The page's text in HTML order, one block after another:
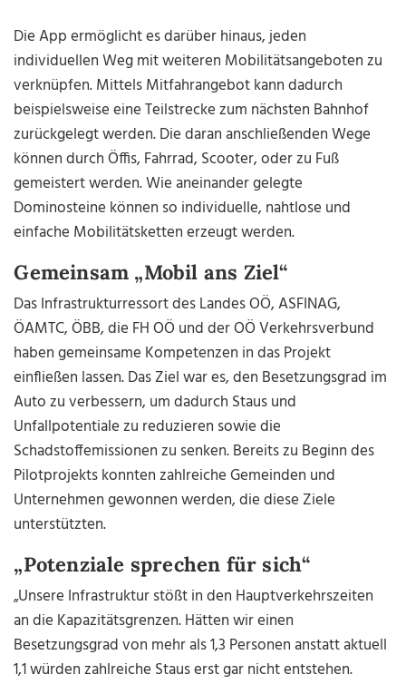
Die App ermöglicht es darüber hinaus, jeden
individuellen Weg mit weiteren Mobilitätsangeboten zu
verknüpfen. Mittels Mitfahrangebot kann dadurch
beispielsweise eine Teilstrecke zum nächsten Bahnhof
zurückgelegt werden. Die daran anschließenden Wege
können durch Öffis, Fahrrad, Scooter, oder zu Fuß
gemeistert werden. Wie aneinander gelegte
Dominosteine können so individuelle, nahtlose und
einfache Mobilitätsketten erzeugt werden.
Gemeinsam „Mobil ans Ziel“
Das Infrastrukturressort des Landes OÖ, ASFINAG,
ÖAMTC, ÖBB, die FH OÖ und der OÖ Verkehrsverbund
haben gemeinsame Kompetenzen in das Projekt
einfließen lassen. Das Ziel war es, den Besetzungsgrad im
Auto zu verbessern, um dadurch Staus und
Unfallpotentiale zu reduzieren sowie die
Schadstoffemissionen zu senken. Bereits zu Beginn des
Pilotprojekts konnten zahlreiche Gemeinden und
Unternehmen gewonnen werden, die diese Ziele
unterstützten.
„Potenziale sprechen für sich“
„Unsere Infrastruktur stößt in den Hauptverkehrszeiten
an die Kapazitätsgrenzen. Hätten wir einen
Besetzungsgrad von mehr als 1,3 Personen anstatt aktuell
1,1 würden zahlreiche Staus erst gar nicht entstehen.